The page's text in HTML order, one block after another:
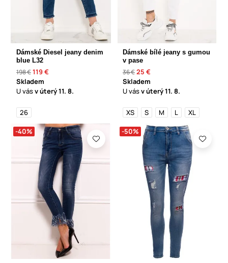
Dámské Diesel jeany denim
blue L32
198 €119 €
Skladem
U vásv úterý11. 8.
26
Dámské bílé jeany s gumou
v pase
36 €25 €
Skladem
U vásv úterý11. 8.
XS S M L XL
-40% -50%